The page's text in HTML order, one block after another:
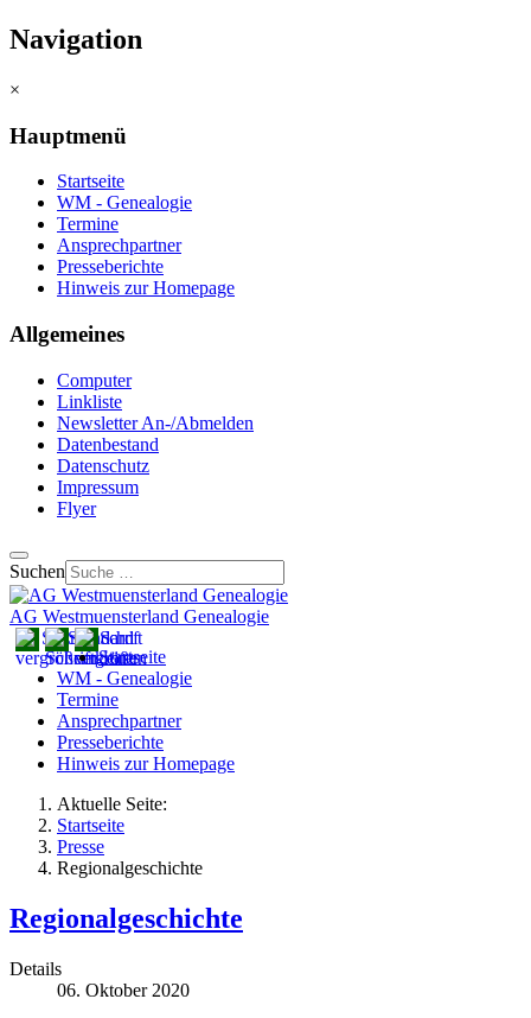
Navigation
×
Hauptmenü
Startseite
WM - Genealogie
Termine
Ansprechpartner
Presseberichte
Hinweis zur Homepage
Allgemeines
Computer
Linkliste
Newsletter An-/Abmelden
Datenbestand
Datenschutz
Impressum
Flyer
Suchen
AG Westmuensterland Genealogie
Startseite
WM - Genealogie
Termine
Ansprechpartner
Presseberichte
Hinweis zur Homepage
Aktuelle Seite:
Startseite
Presse
Regionalgeschichte
Regionalgeschichte
Details
06. Oktober 2020